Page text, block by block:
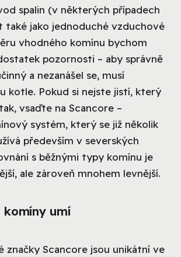
spalin (v některých případech
také jako jednoduché vzduchové
vhodného komínu bychom
pozornosti – aby správně
a nezanášel se, musí
kotle. Pokud si nejste jistí, který
vsaďte na Scancore –
systém, který se již několik
především v severských
s běžnými typy komínu je
ale zároveň mnohem levnější.
komíny umí
značky Scancore jsou unikátní ve